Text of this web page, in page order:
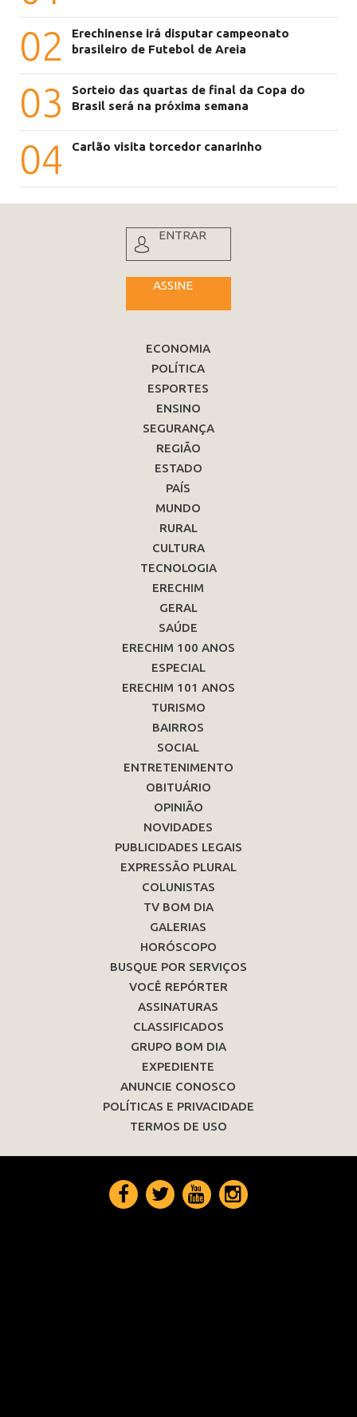
02
Erechinense irá disputar campeonato
brasileiro de Futebol de Areia
03
Sorteio das quartas de final da Copa do
Brasil será na próxima semana
04 Carlão visita torcedor canarinho
ENTRAR
ASSINE
ECONOMIA
POLÍTICA
ESPORTES
ENSINO
SEGURANÇA
REGIÃO
ESTADO
PAÍS
MUNDO
RURAL
CULTURA
TECNOLOGIA
ERECHIM
GERAL
SAÚDE
ERECHIM 100 ANOS
ESPECIAL
ERECHIM 101 ANOS
TURISMO
BAIRROS
SOCIAL
ENTRETENIMENTO
OBITUÁRIO
OPINIÃO
NOVIDADES
PUBLICIDADES LEGAIS
EXPRESSÃO PLURAL
COLUNISTAS
TV BOM DIA
GALERIAS
HORÓSCOPO
BUSQUE POR SERVIÇOS
VOCÊ REPÓRTER
ASSINATURAS
CLASSIFICADOS
GRUPO BOM DIA
EXPEDIENTE
ANUNCIE CONOSCO
POLÍTICAS E PRIVACIDADE
TERMOS DE USO